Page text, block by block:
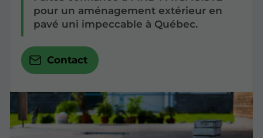
pour un aménagement extérieur en
pavé uni impeccable à Québec.
Contact